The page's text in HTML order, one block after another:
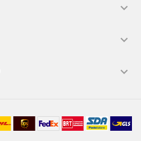


